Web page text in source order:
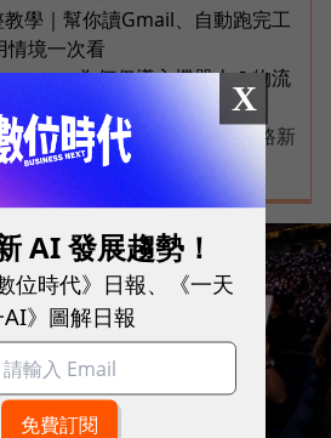
學｜幫你讀Gmail、自動跑完工
情境一次看
momo為何仍導入機器人？物流
手的缺工難題
大哥大奪國際雙冠揭密好網路新
X
AI 發展趨勢！
位時代》日報、《一天
》圖解日報